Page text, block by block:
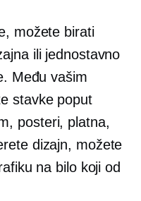
možete birati
ili jednostavno
Među vašim
stavke poput
posteri, platna,
dizajn, možete
na bilo koji od